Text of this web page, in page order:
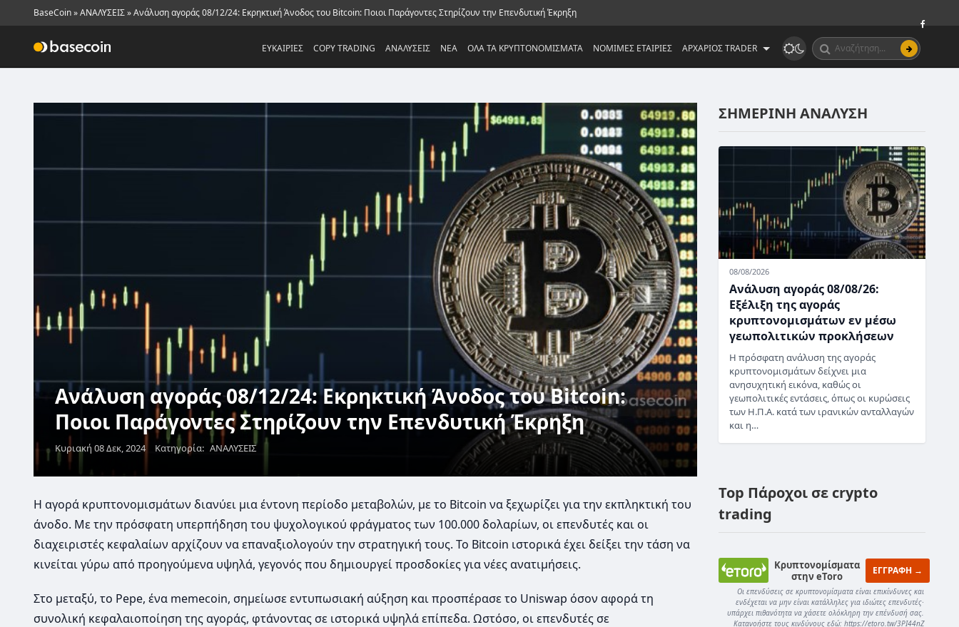
BaseCoin»ΑΝΑΛΥΣΕΙΣ»Ανάλυση αγοράς 08/12/24: Εκρηκτική Άνοδος του Bitcoin: Ποιοι Παράγοντες Στηρίζουν την Επενδυτική Έκρηξη
ΕΥΚΑΙΡΙΕΣ COPY TRADING ΑΝΑΛΥΣΕΙΣ NEA ΟΛΑ ΤΑ ΚΡΥΠΤΟΝΟΜΙΣΜΑΤΑ ΝΟΜΙΜΕΣ ΕΤΑΙΡΙΕΣ ΑΡΧΑΡΙΟΣ TRADER
Ανάλυση αγοράς 08/12/24: Εκρηκτική Άνοδος του Bitcoin:
Ποιοι Παράγοντες Στηρίζουν την Επενδυτική Έκρηξη
Κυριακή 08 Δεκ, 2024 Κατηγορία: ΑΝΑΛΥΣΕΙΣ
Η αγορά κρυπτονομισμάτων διανύει μια έντονη περίοδο μεταβολών, με το Bitcoin να ξεχωρίζει για την εκπληκτική του
άνοδο. Με την πρόσφατη υπερπήδηση του ψυχολογικού φράγματος των 100.000 δολαρίων, οι επενδυτές και οι
διαχειριστές κεφαλαίων αρχίζουν να επαναξιολογούν την στρατηγική τους. Το Bitcoin ιστορικά έχει δείξει την τάση να
κινείται γύρω από προηγούμενα υψηλά, γεγονός που δημιουργεί προσδοκίες για νέες ανατιμήσεις.
Στο μεταξύ, το Pepe, ένα memecoin, σημείωσε εντυπωσιακή αύξηση και προσπέρασε το Uniswap όσον αφορά τη
συνολική κεφαλαιοποίηση της αγοράς, φτάνοντας σε ιστορικά υψηλά επίπεδα. Ωστόσο, οι επενδυτές σε
ΣΗΜΕΡΙΝΗ ΑΝΑΛΥΣΗ
08/08/2026
Ανάλυση αγοράς 08/08/26:
Εξέλιξη της αγοράς
κρυπτονομισμάτων εν μέσω
γεωπολιτικών προκλήσεων
Η πρόσφατη ανάλυση της αγοράς
κρυπτονομισμάτων δείχνει μια
ανησυχητική εικόνα, καθώς οι
γεωπολιτικές εντάσεις, όπως οι κυρώσεις
των Η.Π.Α. κατά των ιρανικών ανταλλαγών
και η…
Top Πάροχοι σε crypto
trading
Κρυπτονομίσματα
στην eToro
ΕΓΓΡΑΦΗ →
Οι επενδύσεις σε κρυπτονομίσματα είναι επικίνδυνες και
ενδέχεται να μην είναι κατάλληλες για ιδιώτες επενδυτές·
υπάρχει πιθανότητα να χάσετε ολόκληρη την επένδυσή σας.
Κατανοήστε τους κινδύνους εδώ: https://etoro.tw/3PI44nZ